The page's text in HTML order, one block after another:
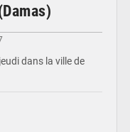
dans la ville de